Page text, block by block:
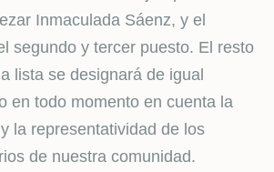
Inmaculada Sáenz, y el
segundo y tercer puesto. El resto
lista se designará de igual
en todo momento en cuenta la
la representatividad de los
de nuestra comunidad.